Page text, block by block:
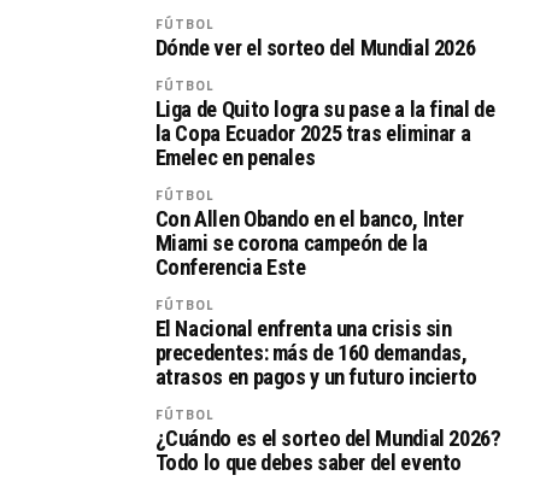
FÚTBOL
Dónde ver el sorteo del Mundial 2026
FÚTBOL
Liga de Quito logra su pase a la final de
la Copa Ecuador 2025 tras eliminar a
Emelec en penales
FÚTBOL
Con Allen Obando en el banco, Inter
Miami se corona campeón de la
Conferencia Este
FÚTBOL
El Nacional enfrenta una crisis sin
precedentes: más de 160 demandas,
atrasos en pagos y un futuro incierto
FÚTBOL
¿Cuándo es el sorteo del Mundial 2026?
Todo lo que debes saber del evento